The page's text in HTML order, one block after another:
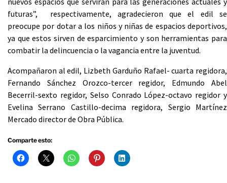
futuras”, respectivamente, agradecieron que el edil se
preocupe por dotar a los niños y niñas de espacios deportivos,
ya que estos sirven de esparcimiento y son herramientas para
combatir la delincuencia o la vagancia entre la juventud.
Acompañaron al edil, Lizbeth Garduño Rafael- cuarta regidora,
Fernando Sánchez Orozco-tercer regidor, Edmundo Abel
Becerril-sexto regidor, Selso Conrado López-octavo regidor y
Evelina Serrano Castillo-decima regidora, Sergio Martínez
Mercado director de Obra Pública.
Comparte esto: